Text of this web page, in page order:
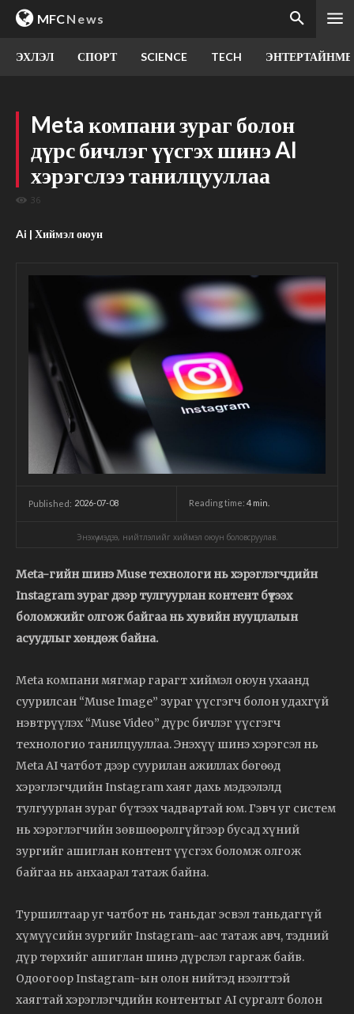
MFCNews
ЭХЛЭЛ СПОРТ SCIENCE TECH
Meta компани зураг болон
дүрс бичлэг үүсгэх шинэ AI
хэрэгслээ танилцууллаа
36
Ai | Хиймэл оюун
Published: 2026-07-08 Reading time: 4 min.
Энэхүү мэдээ, нийтлэлийг хиймэл оюун боловсруулав.
Meta-гийн шинэ Muse технологи нь хэрэглэгчдийн
Instagram зураг дээр тулгуурлан контент бүтээх
боломжийг олгож байгаа нь хувийн нууцлалын
асуудлыг хөндөж байна.
Meta компани мягмар гарагт хиймэл оюун ухаанд
суурилсан “Muse Image” зураг үүсгэгч болон удахгүй
нэвтрүүлэх “Muse Video” дүрс бичлэг үүсгэгч
технологио танилцууллаа. Энэхүү шинэ хэрэгсэл нь
Meta AI чатбот дээр суурилан ажиллах бөгөөд
хэрэглэгчдийн Instagram хаяг дахь мэдээлэлд
тулгуурлан зураг бүтээх чадвартай юм. Гэвч уг систем
нь хэрэглэгчийн зөвшөөрөлгүйгээр бусад хүний
зургийг ашиглан контент үүсгэх боломж олгож
байгаа нь анхаарал татаж байна.
Туршилтаар уг чатбот нь таньдаг эсвэл таньдаггүй
хүмүүсийн зургийг Instagram-аас татаж авч, тэдний
дүр төрхийг ашиглан шинэ дүрслэл гаргаж байв.
Одоогоор Instagram-ын олон нийтэд нээлттэй
хаягтай хэрэглэгчдийн контентыг AI сургалт болон